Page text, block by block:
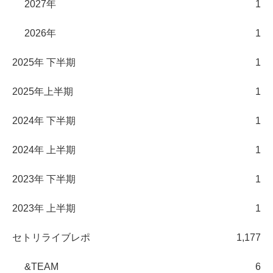
2027年 1
2026年 1
2025年 下半期 1
2025年上半期 1
2024年 下半期 1
2024年 上半期 1
2023年 下半期 1
2023年 上半期 1
セトリライブレポ 1,177
&TEAM 6